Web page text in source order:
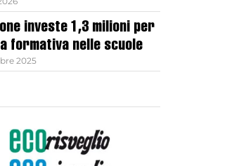
investe 1,3 milioni per
formativa nelle scuole
2025